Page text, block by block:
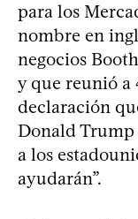
para los
nombre en
negocios
y que reunió a
declaración
Donald
a los
ayudarán”.